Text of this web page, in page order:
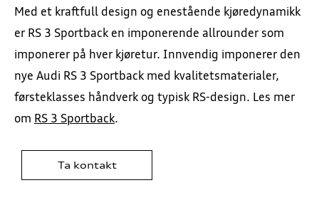
Med et kraftfull design og enestående kjøredynamikk
er RS 3 Sportback en imponerende allrounder som
imponerer på hver kjøretur. Innvendig imponerer den
nye Audi RS 3 Sportback med kvalitetsmaterialer,
førsteklasses håndverk og typisk RS-design. Les mer
om RS 3 Sportback.
Ta kontakt